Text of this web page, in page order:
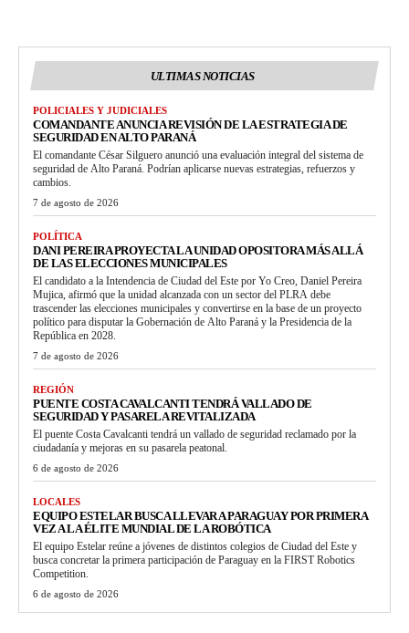
ULTIMAS NOTICIAS
POLICIALES Y JUDICIALES
COMANDANTE ANUNCIA REVISIÓN DE LA ESTRATEGIA DE
SEGURIDAD EN ALTO PARANÁ
El comandante César Silguero anunció una evaluación integral del sistema de
seguridad de Alto Paraná. Podrían aplicarse nuevas estrategias, refuerzos y
cambios.
7 de agosto de 2026
POLÍTICA
DANI PEREIRA PROYECTA LA UNIDAD OPOSITORA MÁS ALLÁ
DE LAS ELECCIONES MUNICIPALES
El candidato a la Intendencia de Ciudad del Este por Yo Creo, Daniel Pereira
Mujica, afirmó que la unidad alcanzada con un sector del PLRA debe
trascender las elecciones municipales y convertirse en la base de un proyecto
político para disputar la Gobernación de Alto Paraná y la Presidencia de la
República en 2028.
7 de agosto de 2026
REGIÓN
PUENTE COSTA CAVALCANTI TENDRÁ VALLADO DE
SEGURIDAD Y PASARELA REVITALIZADA
El puente Costa Cavalcanti tendrá un vallado de seguridad reclamado por la
ciudadanía y mejoras en su pasarela peatonal.
6 de agosto de 2026
LOCALES
EQUIPO ESTELAR BUSCA LLEVAR A PARAGUAY POR PRIMERA
VEZ A LA ÉLITE MUNDIAL DE LA ROBÓTICA
El equipo Estelar reúne a jóvenes de distintos colegios de Ciudad del Este y
busca concretar la primera participación de Paraguay en la FIRST Robotics
Competition.
6 de agosto de 2026